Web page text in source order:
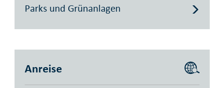
Parks und Grünanlagen
Anreise